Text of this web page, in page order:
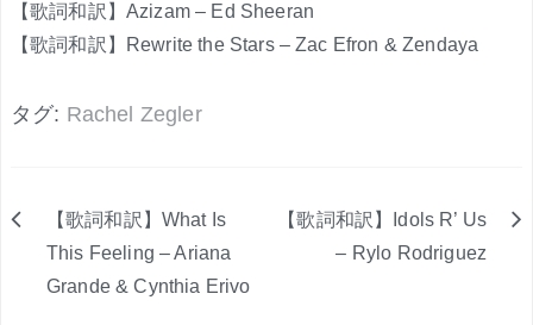
【歌詞和訳】Azizam – Ed Sheeran
【歌詞和訳】Rewrite the Stars – Zac Efron & Zendaya
タグ: Rachel Zegler
【歌詞和訳】What Is
This Feeling – Ariana
Grande & Cynthia Erivo
【歌詞和訳】Idols R’ Us
– Rylo Rodriguez